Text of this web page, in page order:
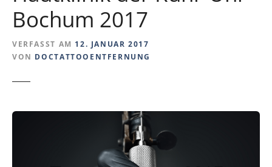
Bochum 2017
VERFASST AM 12. JANUAR 2017
VON DOCTATTOOENTFERNUNG